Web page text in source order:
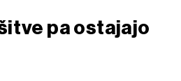
pa ostajajo